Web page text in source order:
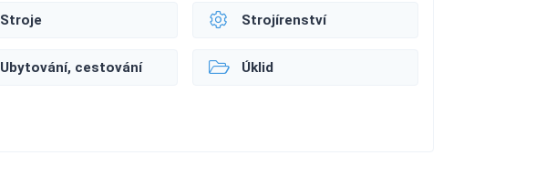
Stroje Strojírenství
Ubytování, cestování Úklid